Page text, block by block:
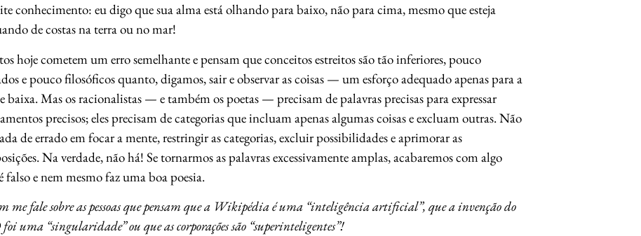
conhecimento: eu digo que sua alma está olhando para baixo, não para cima, mesmo que esteja
de costas na terra ou no mar!
hoje cometem um erro semelhante e pensam que conceitos estreitos são tão inferiores, pouco
e pouco filosóficos quanto, digamos, sair e observar as coisas — um esforço adequado apenas para a
baixa. Mas os racionalistas — e também os poetas — precisam de palavras precisas para expressar
precisos; eles precisam de categorias que incluam apenas algumas coisas e excluam outras. Não
de errado em focar a mente, restringir as categorias, excluir possibilidades e aprimorar as
Na verdade, não há! Se tornarmos as palavras excessivamente amplas, acabaremos com algo
falso e nem mesmo faz uma boa poesia.
me fale sobre as pessoas que pensam que a Wikipédia é uma “inteligência artificial”, que a invenção do
uma “singularidade” ou que as corporações são “superinteligentes”!